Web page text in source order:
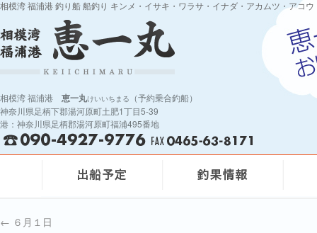
相模湾 福浦港 釣り船 船釣り キンメ・イサキ・ワラサ・イナダ・アカムツ・アコ
相模湾 福浦港 恵一丸けいいちまる
（予約乗合釣船）
神奈川県足柄下郡湯河原町土肥1丁目5-39
港：神奈川県足柄郡湯河原町福浦495番地
← ６月１日